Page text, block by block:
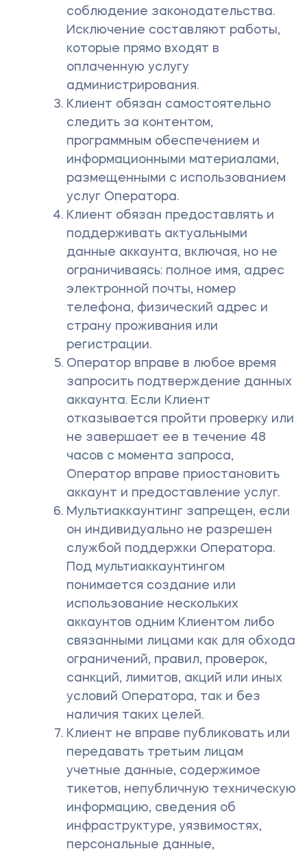
соблюдение законодательства.
Исключение составляют работы,
которые прямо входят в
оплаченную услугу
администрирования.
Клиент обязан самостоятельно
следить за контентом,
программным обеспечением и
информационными материалами,
размещенными с использованием
услуг Оператора.
Клиент обязан предоставлять и
поддерживать актуальными
данные аккаунта, включая, но не
ограничиваясь: полное имя, адрес
электронной почты, номер
телефона, физический адрес и
страну проживания или
регистрации.
Оператор вправе в любое время
запросить подтверждение данных
аккаунта. Если Клиент
отказывается пройти проверку или
не завершает ее в течение 48
часов с момента запроса,
Оператор вправе приостановить
аккаунт и предоставление услуг.
Мультиаккаунтинг запрещен, если
он индивидуально не разрешен
службой поддержки Оператора.
Под мультиаккаунтингом
понимается создание или
использование нескольких
аккаунтов одним Клиентом либо
связанными лицами как для обхода
ограничений, правил, проверок,
санкций, лимитов, акций или иных
условий Оператора, так и без
наличия таких целей.
Клиент не вправе публиковать или
передавать третьим лицам
учетные данные, содержимое
тикетов, непубличную техническую
информацию, сведения об
инфраструктуре, уязвимостях,
персональные данные,